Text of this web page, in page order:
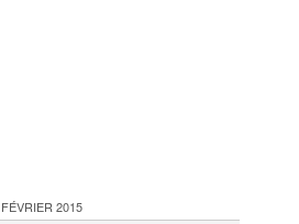
FÉVRIER 2015